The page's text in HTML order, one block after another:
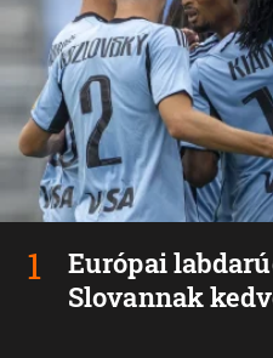
Európai
Slovannak